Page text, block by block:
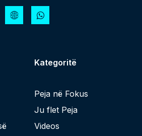
Kategoritë
Peja në Fokus
Ju flet Peja
Videos